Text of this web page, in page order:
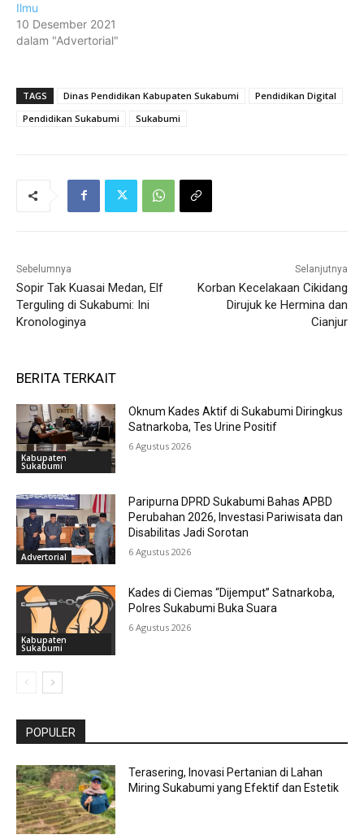
Ilmu
10 Desember 2021
dalam "Advertorial"
TAGS Dinas Pendidikan Kabupaten Sukabumi
Pendidikan Digital
Pendidikan Sukabumi
Sukabumi
Sebelumnya
Sopir Tak Kuasai Medan, Elf
Terguling di Sukabumi: Ini
Kronologinya
Selanjutnya
Korban Kecelakaan Cikidang
Dirujuk ke Hermina dan
Cianjur
BERITA TERKAIT
Kabupaten
Sukabumi
Oknum Kades Aktif di Sukabumi Diringkus
Satnarkoba, Tes Urine Positif
6 Agustus 2026
Advertorial
Paripurna DPRD Sukabumi Bahas APBD
Perubahan 2026, Investasi Pariwisata dan
Disabilitas Jadi Sorotan
6 Agustus 2026
Kabupaten
Sukabumi
Kades di Ciemas “Dijemput” Satnarkoba,
Polres Sukabumi Buka Suara
6 Agustus 2026
POPULER
Terasering, Inovasi Pertanian di Lahan
Miring Sukabumi yang Efektif dan Estetik